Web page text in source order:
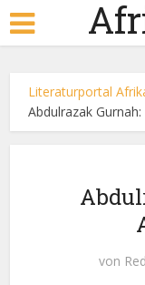
Literaturportal
Abdulrazak
von